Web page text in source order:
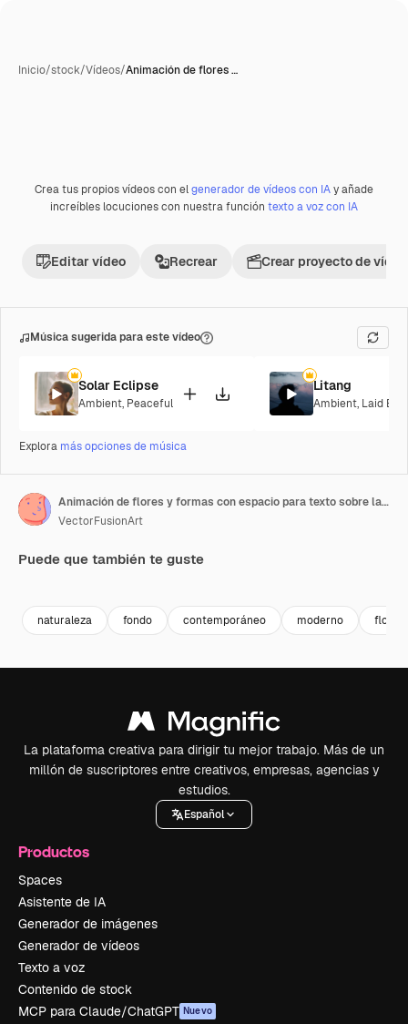
Inicio/stock/Vídeos/Animación de flores …
PremiumGenerada con IA
Crea tus propios vídeos con elgenerador de vídeos con IAy añade
increíbles locuciones con nuestra función texto a voz con IA
Editar vídeo Recrear Crear proyecto de vídeo
Música sugerida para este vídeo
Solar Eclipse
Ambient, Peaceful
Litang
Ambient, Laid
Explora más opciones de música
Animación de flores y formas con espacio para texto sobre la sombra de hojas
VectorFusionArt
Puede que también te guste
naturaleza fondo contemporáneo moderno flores
La plataforma creativa para dirigir tu mejor trabajo. Más de un
millón de suscriptores entre creativos, empresas, agencias y
estudios.
Español
Productos
Spaces
Asistente de IA
Generador de imágenes
Generador de vídeos
Texto a voz
Contenido de stock
MCP para Claude/ChatGPT Nuevo